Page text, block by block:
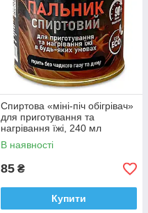
Спиртова «міні-піч обігрівач»
для приготування та
нагрівання їжі, 240 мл
В наявності
85 ₴
Купити